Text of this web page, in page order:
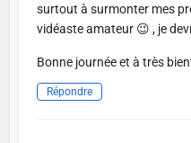
surtout à surmonter mes
vidéaste amateur 😉 , je
Bonne journée et à très
Répondre